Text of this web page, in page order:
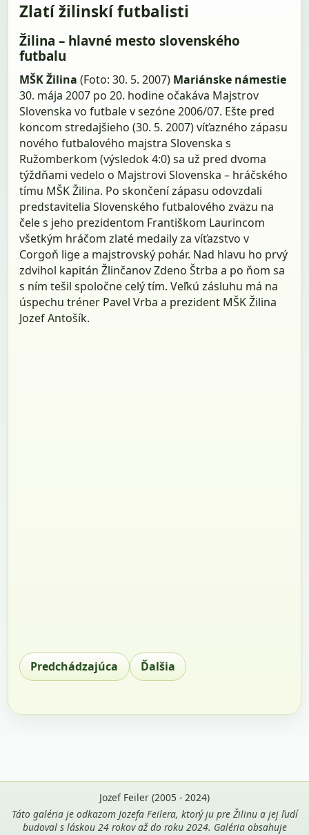
Zlatí žilinskí futbalisti
Žilina – hlavné mesto slovenského
futbalu
MŠK Žilina(Foto: 30. 5. 2007) Mariánske námestie
30. mája 2007 po 20. hodine očakáva Majstrov
Slovenska vo futbale v sezóne 2006/07. Ešte pred
koncom stredajšieho (30. 5. 2007) víťazného zápasu
nového futbalového majstra Slovenska s
Ružomberkom (výsledok 4:0) sa už pred dvoma
týždňami vedelo o Majstrovi Slovenska – hráčského
tímu MŠK Žilina. Po skončení zápasu odovzdali
predstavitelia Slovenského futbalového zväzu na
čele s jeho prezidentom Františkom Laurincom
všetkým hráčom zlaté medaily za víťazstvo v
Corgoň lige a majstrovský pohár. Nad hlavu ho prvý
zdvihol kapitán Žlinčanov Zdeno Štrba a po ňom sa
s ním tešil spoločne celý tím. Veľkú zásluhu má na
úspechu tréner Pavel Vrba a prezident MŠK Žilina
Jozef Antošík.
Predchádzajúca Ďalšia
Jozef Feiler (2005 - 2024)
Táto galéria je odkazom Jozefa Feilera, ktorý ju pre Žilinu a jej ľudí
budoval s láskou 24 rokov až do roku 2024. Galéria obsahuje